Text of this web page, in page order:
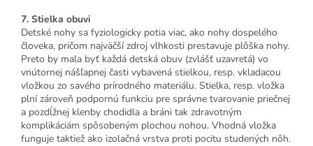
7. Stielka obuvi
Detské nohy sa fyziologicky potia viac, ako nohy dospelého
človeka, pričom najväčší zdroj vlhkosti prestavuje plôška nohy.
Preto by mala byť každá detská obuv (zvlášť uzavretá) vo
vnútornej nášľapnej časti vybavená stielkou, resp. vkladacou
vložkou zo savého prírodného materiálu. Stielka, resp. vložka
plní zároveň podpornú funkciu pre správne tvarovanie priečnej
a pozdĺžnej klenby chodidla a bráni tak zdravotným
komplikáciám spôsobeným plochou nohou. Vhodná vložka
funguje taktiež ako izolačná vrstva proti pocitu studených nôh.